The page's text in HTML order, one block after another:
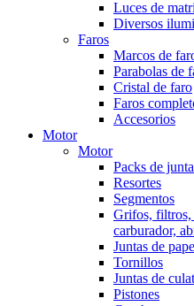
Luces de
Diversos
Faros
Marcos de
Parabolas de
Cristal de faro
Faros
Accesorios
Motor
Motor
Packs de
Resortes
Segmentos
Grifos, filtros,
carburador,
Juntas de
Tornillos
Juntas de
Pistones